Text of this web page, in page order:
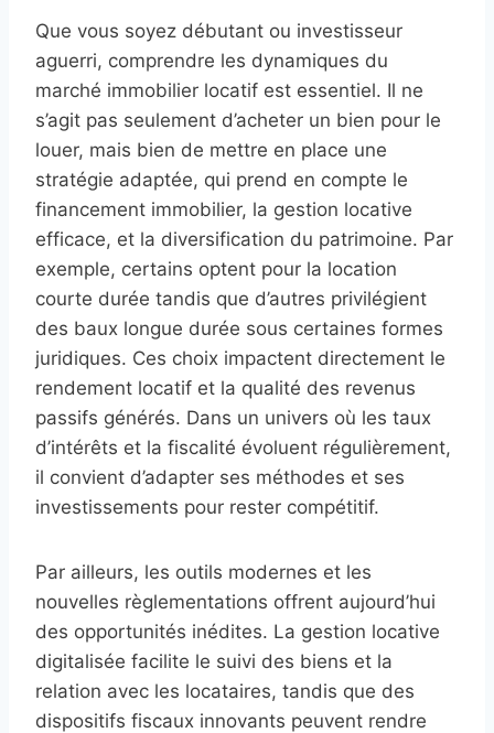
Que vous soyez débutant ou investisseur
aguerri, comprendre les dynamiques du
marché immobilier locatif est essentiel. Il ne
s’agit pas seulement d’acheter un bien pour le
louer, mais bien de mettre en place une
stratégie adaptée, qui prend en compte le
financement immobilier, la gestion locative
efficace, et la diversification du patrimoine. Par
exemple, certains optent pour la location
courte durée tandis que d’autres privilégient
des baux longue durée sous certaines formes
juridiques. Ces choix impactent directement le
rendement locatif et la qualité des revenus
passifs générés. Dans un univers où les taux
d’intérêts et la fiscalité évoluent régulièrement,
il convient d’adapter ses méthodes et ses
investissements pour rester compétitif.
Par ailleurs, les outils modernes et les
nouvelles règlementations offrent aujourd’hui
des opportunités inédites. La gestion locative
digitalisée facilite le suivi des biens et la
relation avec les locataires, tandis que des
dispositifs fiscaux innovants peuvent rendre